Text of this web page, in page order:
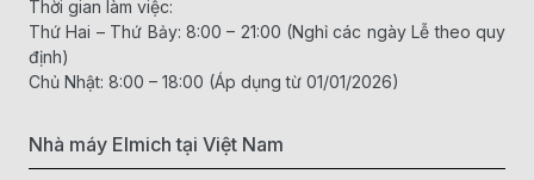
Thời gian làm việc:
Thứ Hai – Thứ Bảy: 8:00 – 21:00 (Nghỉ các ngày Lễ theo quy
định)
Chủ Nhật: 8:00 – 18:00 (Áp dụng từ 01/01/2026)
Nhà máy Elmich tại Việt Nam